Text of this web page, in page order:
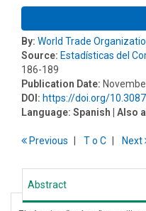
By: World Trade
Source: Estadísticas del
186-189
Publication Date:
DOI: https://doi.org/
Language: Spanish | Also
Previous To C Next
Abstract